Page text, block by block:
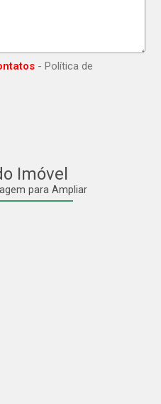
- Política de
Imóvel
para Ampliar